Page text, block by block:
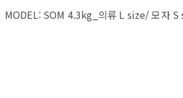
MODEL: SOM 4.3kg_의류 L size/ 모자 S